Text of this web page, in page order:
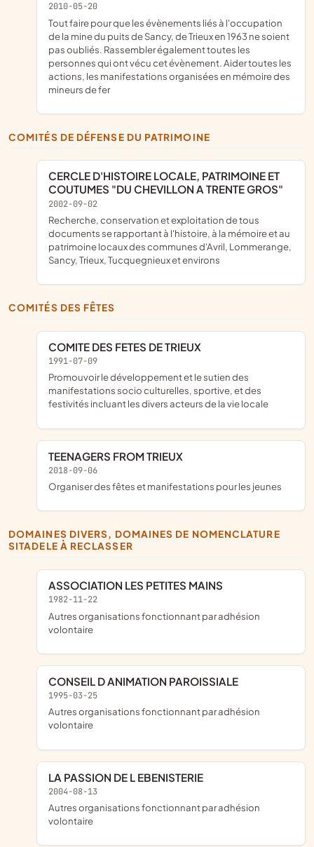
2010-05-20
tout faire pour que les évènements liés à l'occupation
de la mine du puits de Sancy, de Trieux en 1963 ne soient
pas oubliés. Rassembler également toutes les
personnes qui ont vécu cet évènement. Aider toutes les
actions, les manifestations organisées en mémoire des
mineurs de fer
COMITÉS DE DÉFENSE DU PATRIMOINE
CERCLE D'HISTOIRE LOCALE, PATRIMOINE ET
COUTUMES "DU CHEVILLON A TRENTE GROS"
2002-09-02
recherche, conservation et exploitation de tous
documents se rapportant à l'histoire, à la mémoire et au
patrimoine locaux des communes d'Avril, Lommerange,
Sancy, Trieux, Tucquegnieux et environs
COMITÉS DES FÊTES
COMITE DES FETES DE TRIEUX
1991-07-09
promouvoir le développement et le sutien des
manifestations socio culturelles, sportive, et des
festivités incluant les divers acteurs de la vie locale
TEENAGERS FROM TRIEUX
2018-09-06
organiser des fêtes et manifestations pour les jeunes
DOMAINES DIVERS, DOMAINES DE NOMENCLATURE
SITADELE À RECLASSER
ASSOCIATION LES PETITES MAINS
1982-11-22
Autres organisations fonctionnant par adhésion
volontaire
CONSEIL D ANIMATION PAROISSIALE
1995-03-25
Autres organisations fonctionnant par adhésion
volontaire
LA PASSION DE L EBENISTERIE
2004-08-13
Autres organisations fonctionnant par adhésion
volontaire